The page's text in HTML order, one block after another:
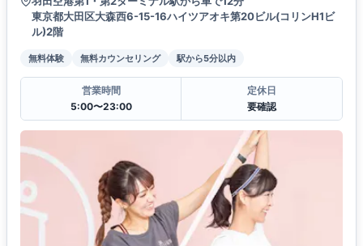
東京都大田区大森西6-15-16ハイツアオキ第20ビル(コリンH1ビ
ル)2階
無料体験 無料カウンセリング 駅から5分以内
営業時間
5:00〜23:00
定休日
要確認